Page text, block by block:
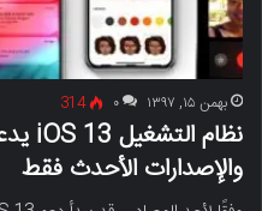
بهمن ۱۵, ۱۳۹۷ ۰ 314
والإصدارات الأحدث فقط